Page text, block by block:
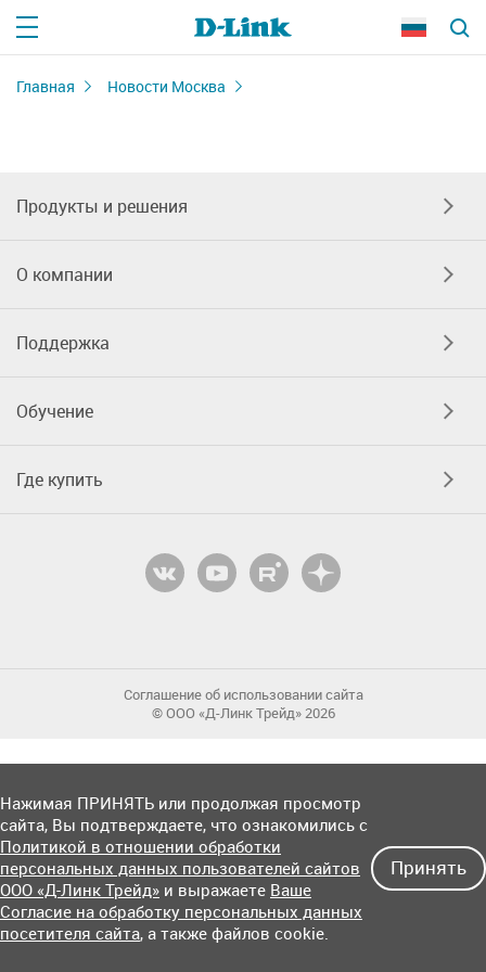
Главная Новости Москва
Продукты и решения
О компании
Поддержка
Обучение
Где купить
Соглашение об использовании сайта
© OOO «Д-Линк Трейд» 2026
Нажимая ПРИНЯТЬ или продолжая просмотр
сайта, Вы подтверждаете, что ознакомились с
Политикой в отношении обработки
персональных данных пользователей сайтов
ООО «Д-Линк Трейд» и выражаете Ваше
Согласие на обработку персональных данных
посетителя сайта, а также файлов cookie.
Принять